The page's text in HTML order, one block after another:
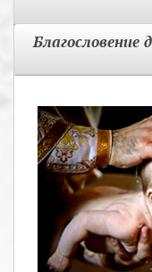
Благословение